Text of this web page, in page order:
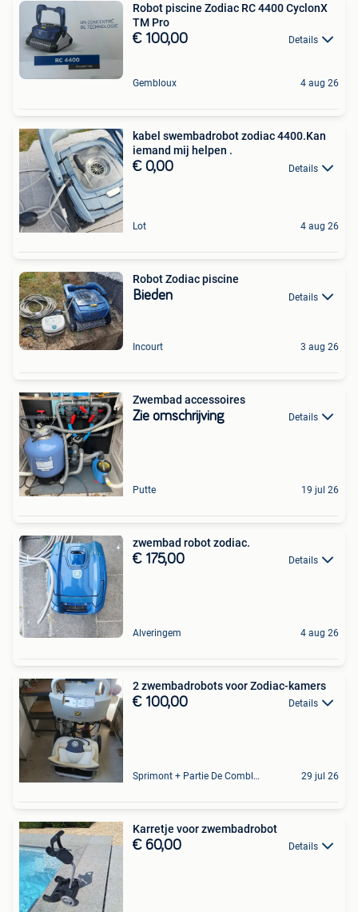
Robot piscine Zodiac RC 4400 CyclonX
TM Pro
€ 100,00 Details
Gembloux 4 aug 26
kabel swembadrobot zodiac 4400.Kan
iemand mij helpen .
€ 0,00 Details
Lot 4 aug 26
Robot Zodiac piscine
Bieden Details
Incourt 3 aug 26
Zwembad accessoires
Zie omschrijving Details
Putte 19 jul 26
zwembad robot zodiac.
€ 175,00 Details
Alveringem 4 aug 26
2 zwembadrobots voor Zodiac-kamers
€ 100,00 Details
Sprimont + Partie De Comblain-Au-Pont 29 jul 26
Karretje voor zwembadrobot
€ 60,00 Details